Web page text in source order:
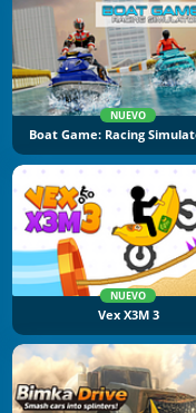
NUEVO
Boat Game: Racing
NUEVO
Vex X3M 3